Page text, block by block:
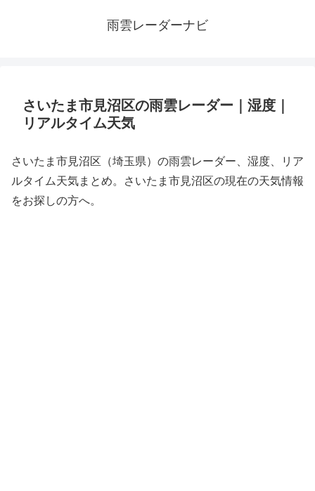
雨雲レーダーナビ
さいたま市見沼区の雨雲レーダー｜湿度｜
リアルタイム天気
さいたま市見沼区（埼玉県）の雨雲レーダー、湿度、リア
ルタイム天気まとめ。さいたま市見沼区の現在の天気情報
をお探しの方へ。